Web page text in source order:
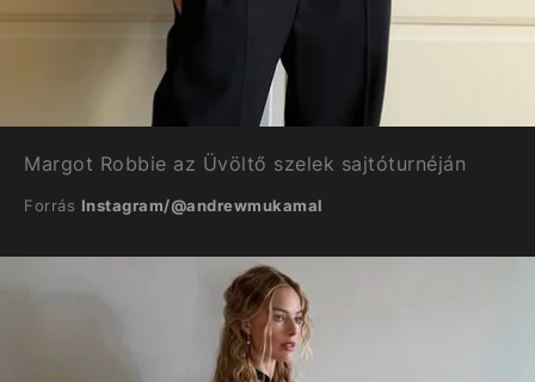
Margot Robbie az Üvöltő szelek sajtóturnéján
Forrás Instagram/@andrewmukamal